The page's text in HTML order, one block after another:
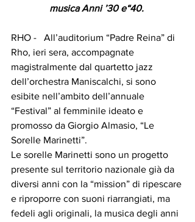
musica Anni ’30 e“40.
RHO -   All’auditorium “Padre Reina” di
Rho, ieri sera, accompagnate
magistralmente dal quartetto jazz
dell’orchestra Maniscalchi, si sono
esibite nell’ambito dell’annuale
“Festival” al femminile ideato e
promosso da Giorgio Almasio, “Le
Sorelle Marinetti”.
Le sorelle Marinetti sono un progetto
presente sul territorio nazionale già da
diversi anni con la “mission” di ripescare
e riproporre con suoni riarrangiati, ma
fedeli agli originali, la musica degli anni